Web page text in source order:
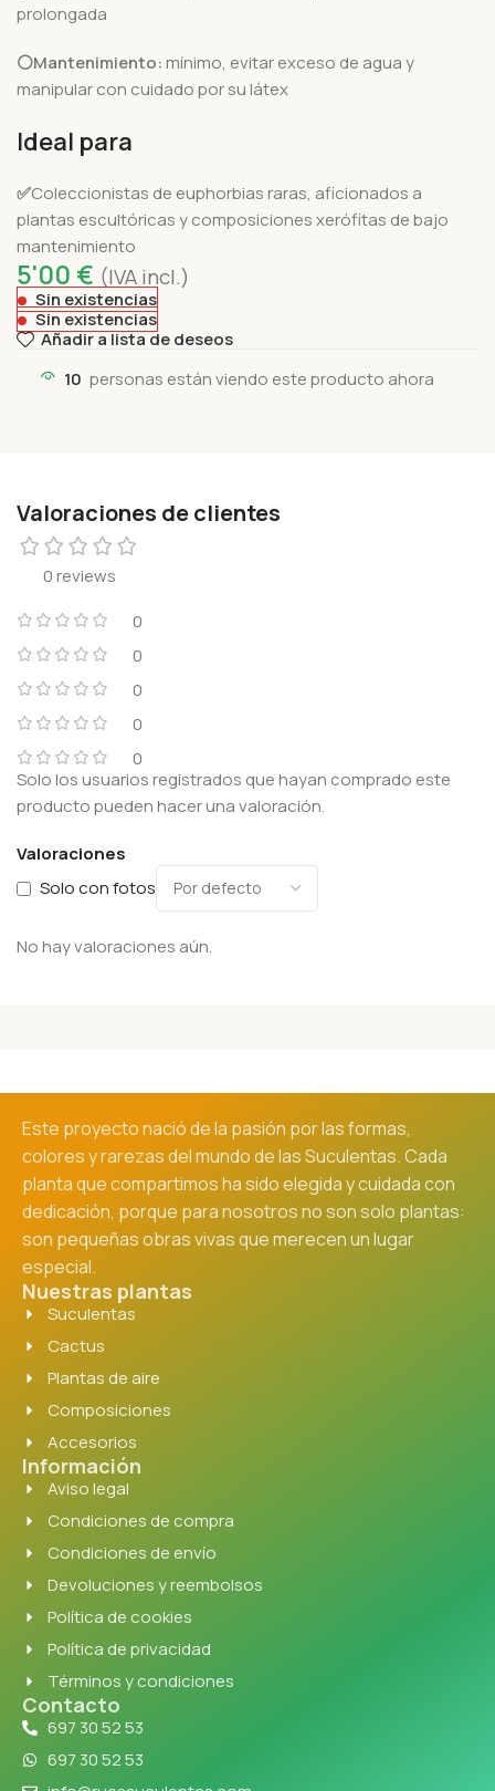
prolongada
⚪Mantenimiento: mínimo, evitar exceso de agua y
manipular con cuidado por su látex
Ideal para
✅Coleccionistas de euphorbias raras, aficionados a
plantas escultóricas y composiciones xerófitas de bajo
mantenimiento
5'00 € (IVA incl.)
Sin existencias
Sin existencias
Añadir a lista de deseos
10 personas están viendo este producto ahora
Valoraciones de clientes
0 reviews
0
0
0
0
0
Valoraciones
Solo con fotos
No hay valoraciones aún.
Solo los usuarios registrados que hayan comprado este
producto pueden hacer una valoración.
Este proyecto nació de la pasión por las formas,
colores y rarezas del mundo de las Suculentas. Cada
planta que compartimos ha sido elegida y cuidada con
dedicación, porque para nosotros no son solo plantas:
son pequeñas obras vivas que merecen un lugar
especial.
Nuestras plantas
Suculentas
Cactus
Plantas de aire
Composiciones
Accesorios
Información
Aviso legal
Condiciones de compra
Condiciones de envío
Devoluciones y reembolsos
Política de cookies
Política de privacidad
Términos y condiciones
Contacto
697 30 52 53
697 30 52 53